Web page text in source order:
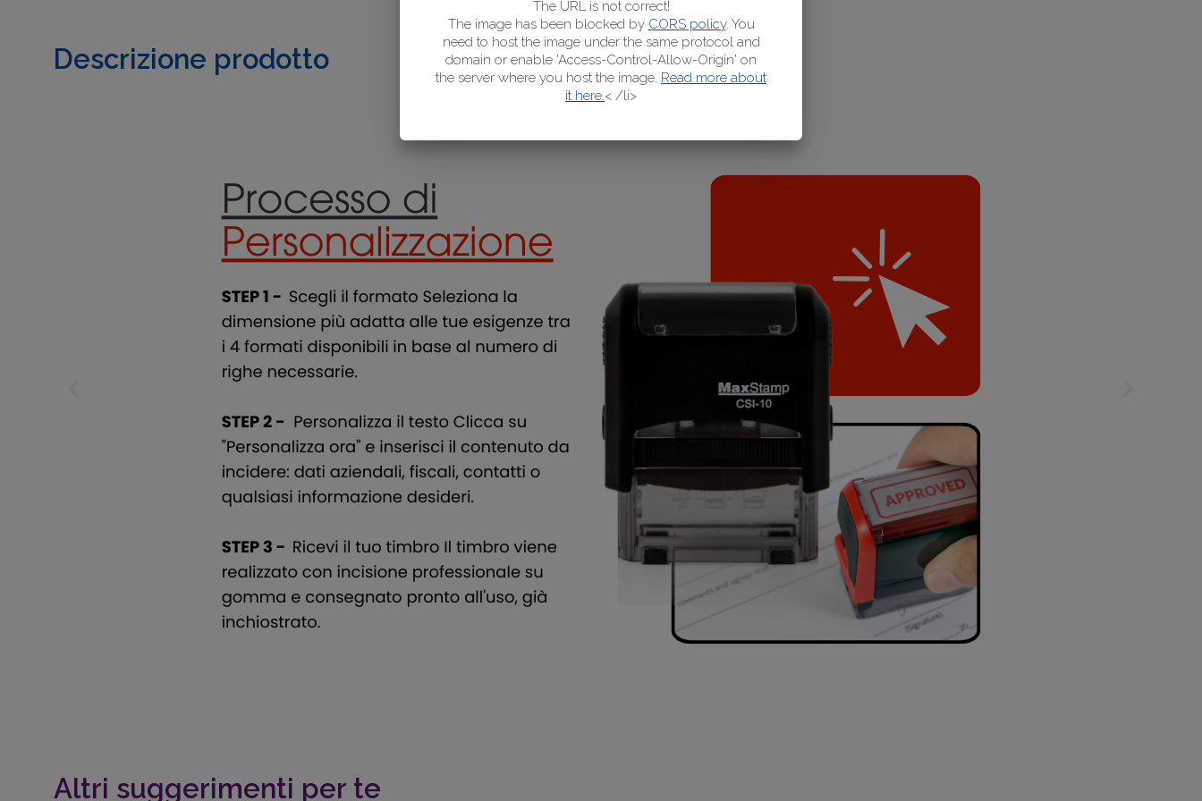
Descrizione prodotto
Altri suggerimenti per te
The URL is not correct!
The image has been blocked by CORS policy. You
need to host the image under the same protocol and
domain or enable 'Access-Control-Allow-Origin' on
the server where you host the image. Read more about
it here.< /li>